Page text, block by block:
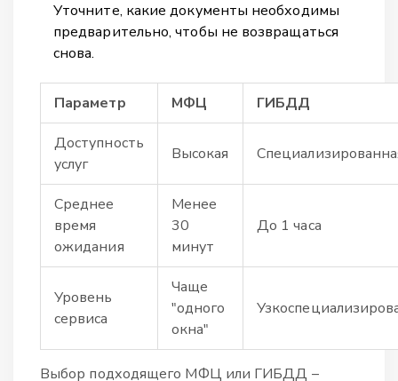
Уточните, какие документы необходимы
предварительно, чтобы не возвращаться
снова.
Параметр МФЦ ГИБДД
Доступность
услуг
Высокая
Среднее
время
ожидания
Менее
30
минут
До 1 часа
Уровень
сервиса
Чаще
"одного
окна"
Выбор подходящего МФЦ или ГИБДД –